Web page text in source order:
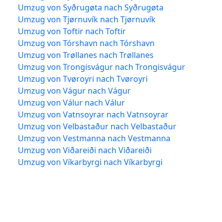
Umzug von Syðrugøta nach Syðrugøta
Umzug von Tjørnuvík nach Tjørnuvík
Umzug von Toftir nach Toftir
Umzug von Tórshavn nach Tórshavn
Umzug von Trøllanes nach Trøllanes
Umzug von Trongisvágur nach Trongisvágur
Umzug von Tvøroyri nach Tvøroyri
Umzug von Vágur nach Vágur
Umzug von Válur nach Válur
Umzug von Vatnsoyrar nach Vatnsoyrar
Umzug von Velbastaður nach Velbastaður
Umzug von Vestmanna nach Vestmanna
Umzug von Viðareiði nach Viðareiði
Umzug von Víkarbyrgi nach Víkarbyrgi